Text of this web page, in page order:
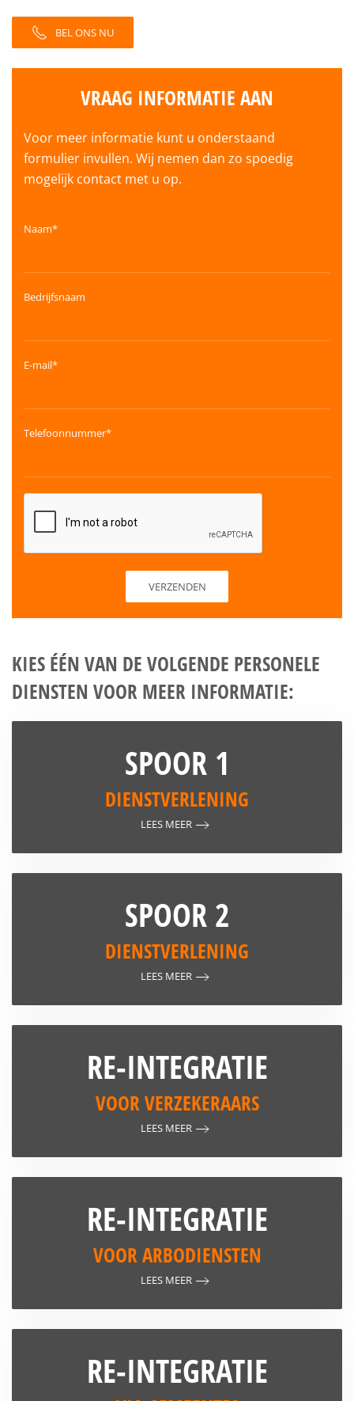
BEL ONS NU
VRAAG INFORMATIE AAN
Voor meer informatie kunt u onderstaand
formulier invullen. Wij nemen dan zo spoedig
mogelijk contact met u op.
Naam*
Bedrijfsnaam
E-mail*
Telefoonnummer*
KIES ÉÉN VAN DE VOLGENDE PERSONELE
DIENSTEN VOOR MEER INFORMATIE:
SPOOR 1
DIENSTVERLENING
LEES MEER
SPOOR 2
DIENSTVERLENING
LEES MEER
RE-INTEGRATIE
VOOR VERZEKERAARS
LEES MEER
RE-INTEGRATIE
VOOR ARBODIENSTEN
LEES MEER
RE-INTEGRATIE